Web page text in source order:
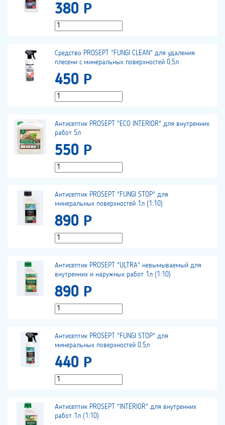
380 Р
Средство PROSEPT "FUNGI CLEAN" для удаления
плесени с минеральных поверхностей 0,5л
450 Р
Антисептик PROSEPT "ECO INTERIOR" для внутренних
работ 5л
550 Р
Антисептик PROSEPT "FUNGI STOP" для
минеральных поверхностей 1л (1:10)
890 Р
Антисептик PROSEPT "ULTRA" невымываемый для
внутренних и наружных работ 1л (1:10)
890 Р
Антисептик PROSEPT "FUNGI STOP" для
минеральных поверхностей 0.5л
440 Р
Антисептик PROSEPT "INTERIOR" для внутренних
работ 1л (1:10)